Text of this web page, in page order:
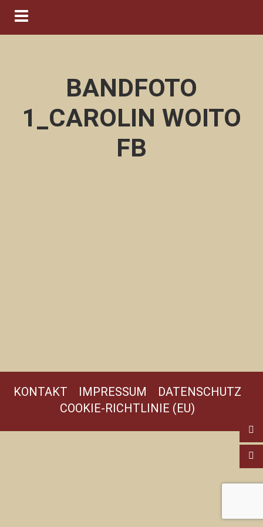
Navigation ein-/ausblenden
BANDFOTO
1_CAROLIN WOITO
FB
KONTAKT IMPRESSUM
DATENSCHUTZ
COOKIE-RICHTLINIE (EU)